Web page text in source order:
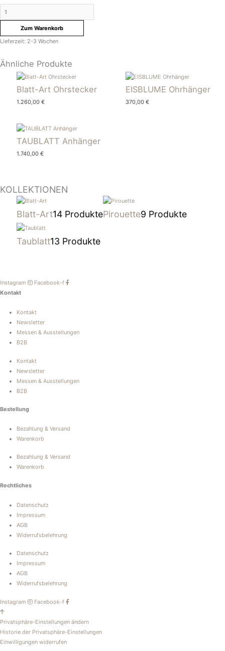
Zum Warenkorb
Lieferzeit: 2-3 Wochen
Ähnliche Produkte
Blatt-Art Ohrstecker
1.260,00 €
EISBLUME Ohrhänger
370,00€
TAUBLATT Anhänger
1.740,00 €
KOLLEKTIONEN
Blatt-Art14 ProduktePirouette9 Produkte
Taublatt13 Produkte
Instagram
Facebook-f
Kontakt
Kontakt
Newsletter
Messen & Ausstellungen
B2B
Kontakt
Newsletter
Messen & Ausstellungen
B2B
Bestellung
Bezahlung & Versand
Warenkorb
Bezahlung & Versand
Warenkorb
Rechtliches
Datenschutz
Impressum
AGB
Widerrufsbelehrung
Datenschutz
Impressum
AGB
Widerrufsbelehrung
Instagram Facebook-f
Privatsphäre-Einstellungen ändern
Historie der Privatsphäre-Einstellungen
Einwilligungen widerrufen